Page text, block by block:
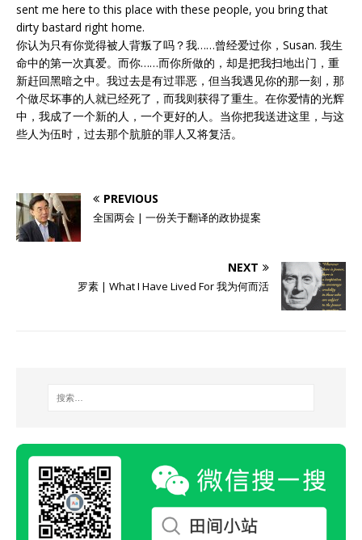
sent me here to this place with these people, you bring that
dirty bastard right home.
你认为只有你觉得被人背叛了吗？我……曾经爱过你，Susan. 我生
命中的第一次真爱。而你……而你所做的，却是把我扫地出门，重
新赶回黑暗之中。我过去是有过罪恶，但当我遇见你的那一刻，那
个做尽坏事的人就已经死了，而我则获得了重生。在你爱情的光辉
中，我成了一个新的人，一个更好的人。当你把我送进这里，与这
些人为伍时，过去那个肮脏的罪人又将复活。
PREVIOUS
全国两会 | 一份关于翻译的政协提案
NEXT
罗素 | What I Have Lived For 我为何而活